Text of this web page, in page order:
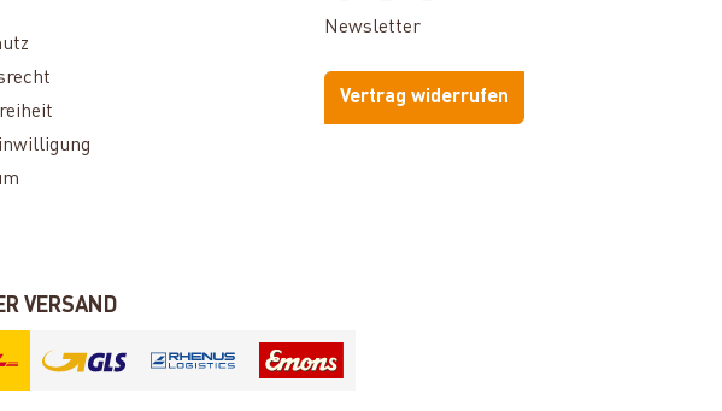
Newsletter
Vertrag widerrufen
VERSAND